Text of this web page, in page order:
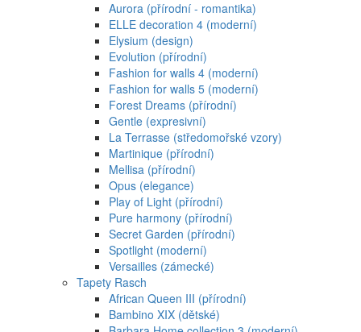
Aurora (přírodní - romantika)
ELLE decoration 4 (moderní)
Elysium (design)
Evolution (přírodní)
Fashion for walls 4 (moderní)
Fashion for walls 5 (moderní)
Forest Dreams (přírodní)
Gentle (expresivní)
La Terrasse (středomořské vzory)
Martinique (přírodní)
Mellisa (přírodní)
Opus (elegance)
Play of Light (přírodní)
Pure harmony (přírodní)
Secret Garden (přírodní)
Spotlight (moderní)
Versailles (zámecké)
Tapety Rasch
African Queen III (přírodní)
Bambino XIX (dětské)